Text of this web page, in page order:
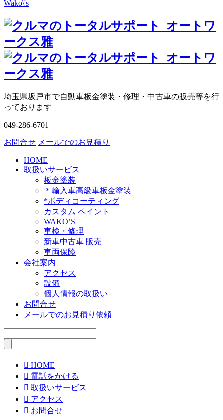
Wako\'s
埼玉県坂戸市で自動車板金塗装・修理・中古車の販売等を行
っております
049-286-6701
お問合せ メールでのお見積り
HOME
取扱いサービス
板金塗装
＊輸入車高級車板金塗装
*ボディコーティング
カスタム ペイント
WAKO’S
車検・修理
新車中古車 販売
車両保険
会社案内
アクセス
設備
個人情報の取扱い
お問合せ
メールでのお見積り依頼
 HOME
 電話をかける
 取扱いサービス
 アクセス
 お問合せ